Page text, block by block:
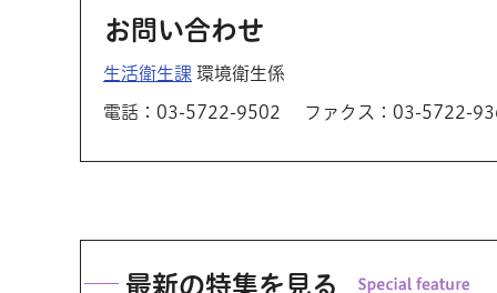
お問い合わせ
生活衛生課 環境衛生係
電話：03-5722-9502 ファクス：03-5722-
最新の特集を見る